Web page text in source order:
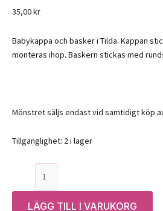
35,00kr
Babykappa och basker i Tilda. Kappan
monteras ihop. Baskern stickas med
Mönstret säljs endast vid samtidigt köp
Tillgänglighet: 2 i lager
Babykappa
LÄGG TILL I VARUKORG